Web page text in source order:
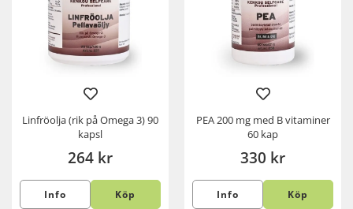
Linfröolja (rik på Omega 3) 90
kapsl
264 kr
Info Köp
PEA 200 mg med B vitaminer
60 kap
330 kr
Info Köp